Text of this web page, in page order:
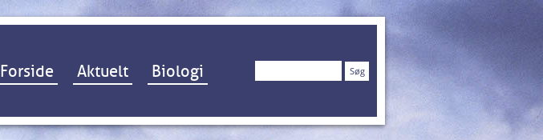
Hop til indhold
Forside Aktuelt Biologi Søg